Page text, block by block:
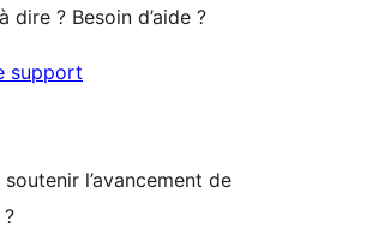
dire ? Besoin d’aide ?
support
l’avancement de